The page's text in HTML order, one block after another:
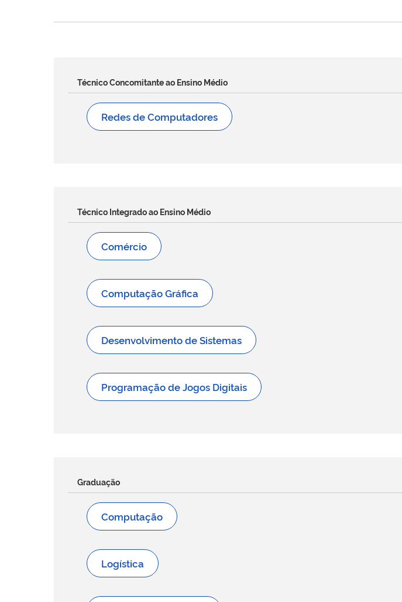
Técnico Concomitante ao Ensino Médio
Redes de Computadores
Técnico Integrado ao Ensino Médio
Comércio
Computação Gráfica
Desenvolvimento de Sistemas
Programação de Jogos Digitais
Graduação
Computação
Logística